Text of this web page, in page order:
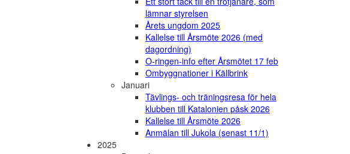
lämnar styrelsen
Årets ungdom 2025
Kallelse till Årsmöte 2026 (med
dagordning)
O-ringen-info efter Årsmötet 17 feb
Ombyggnationer i Källbrink
Januari
Tävlings- och träningsresa för hela
klubben till Katalonien påsk 2026
Kallelse till Årsmöte 2026
Anmälan till Jukola (senast 11/1)
2025